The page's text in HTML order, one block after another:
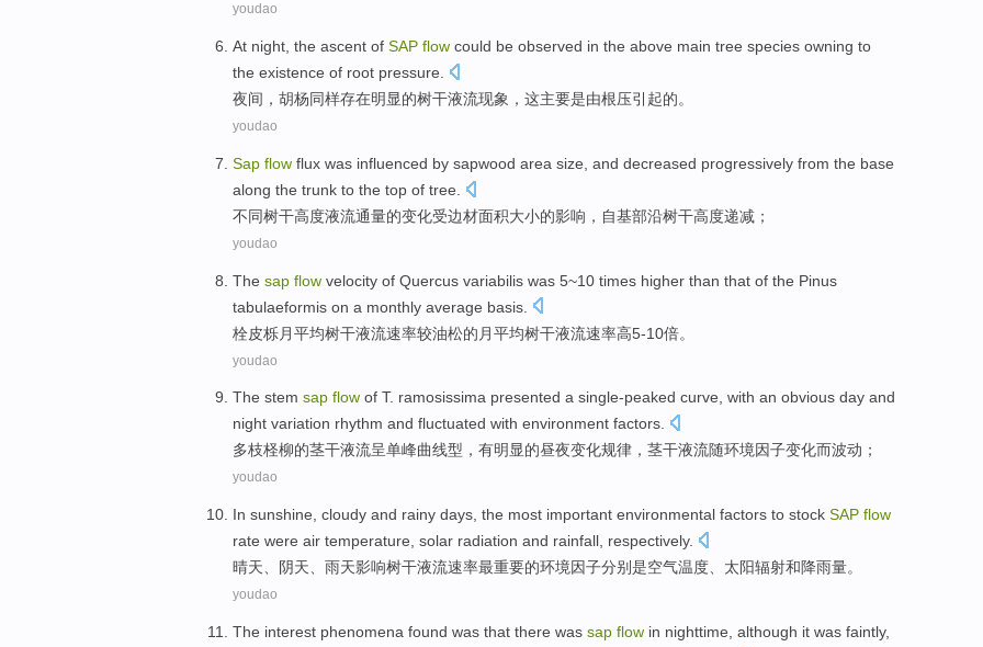
youdao
At night , the ascent of SAP flow could be observed in the above main tree species owning to
the existence of root pressure
夜间 ， 胡杨同样存在明显的树干液流现象 ， 这主要是由根压引起的。
youdao
Sap flow flux was influenced by sapwood area size , and decreased progressively from the base
along the trunk to the top of tree.
不同树干高度液流通量的变化受边材面积大小的影响， 自基部沿树干高度递减 ；
youdao
The sap flow velocity of Quercus variabilis was 5~10 times higher than that of the Pinus
tabulaeformis on a monthly average basis.
栓皮栎月平均树干液流速率较油松的 月平均树干液流速率高5-10倍。
youdao
The stem sap flow of T. ramosissima presented a single-peaked curve, with an obvious day and
night variation rhythm and fluctuated with environment factors.
多枝柽柳的茎干液流呈单峰曲线型， 有明显的昼夜变化规律，茎干液流随环境因子变化而波动 ；
youdao
In sunshine cloudy and rainy days the most important environmental factors to stock SAP flow
rate were air temperature solar radiation and rainfall respectively.
晴天
阴天 雨天影响树干液流速率最重要的环境因子分别是空气温度 太阳辐射和降雨量。
youdao
The interest phenomena found was that there was sap flow in nighttime , although it was faintly,